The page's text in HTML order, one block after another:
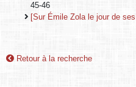
45-46
[Sur Émile Zola le jour de
Retour à la recherche